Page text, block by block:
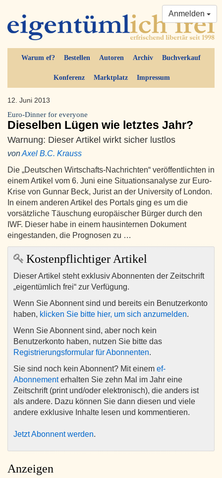
Warum ef? Bestellen Autoren Archiv Buchverkauf
Konferenz Marktplatz Impressum
Anmelden
12. Juni 2013
Euro-Dinner for everyone
Dieselben Lügen wie letztes Jahr?
Warnung: Dieser Artikel wirkt sicher lustlos
vonAxel B.C. Krauss
Die „Deutschen Wirtschafts-Nachrichten“ veröffentlichten in
einem Artikel vom 6. Juni eine Situationsanalyse zur Euro-
Krise von Gunnar Beck, Jurist an der University of London.
In einem anderen Artikel des Portals ging es um die
vorsätzliche Täuschung europäischer Bürger durch den
IWF. Dieser habe in einem hausinternen Dokument
eingestanden, die Prognosen zu …
Kostenpflichtiger Artikel
Dieser Artikel steht exklusiv Abonnenten der Zeitschrift
„eigentümlich frei“ zur Verfügung.
Wenn Sie Abonnent sind und bereits ein Benutzerkonto
haben, klicken Sie bitte hier, um sich anzumelden.
Wenn Sie Abonnent sind, aber noch kein
Benutzerkonto haben, nutzen Sie bitte das
Registrierungsformular für Abonnenten.
Sie sind noch kein Abonnent? Mit einem ef-
Abonnementerhalten Sie zehn Mal im Jahr eine
Zeitschrift (print und/oder elektronisch), die anders ist
als andere. Dazu können Sie dann diesen und viele
andere exklusive Inhalte lesen und kommentieren.
Jetzt Abonnent werden.
Anzeigen